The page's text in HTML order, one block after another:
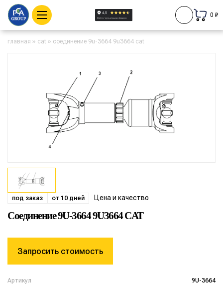
0 ₽
главная » cat » соединение 9u-3664 9u3664 cat
под заказ от 10 дней Цена и качество
Соединение 9U-3664 9U3664 CAT
Артикул 9U-3664
Запросить стоимость